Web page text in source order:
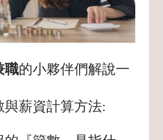
職的小夥伴們解說一
薪資計算方法: